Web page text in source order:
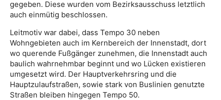
gegeben. Diese wurden vom Bezirksausschuss letztlich
auch einmütig beschlossen.
Leitmotiv war dabei, dass Tempo 30 neben
Wohngebieten auch im Kernbereich der Innenstadt, dort
wo querende Fußgänger zunehmen, die Innenstadt auch
baulich wahrnehmbar beginnt und wo Lücken existieren
umgesetzt wird. Der Hauptverkehrsring und die
Hauptzulaufstraßen, sowie stark von Buslinien genutzte
Straßen bleiben hingegen Tempo 50.